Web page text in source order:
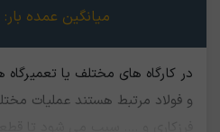
میانگین عمده بار:
در کارگاه های مختلف یا
و فولاد مرتبط هستند عملیات